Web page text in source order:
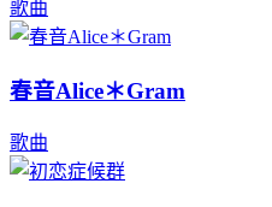
歌曲
春音Alice＊Gram
歌曲